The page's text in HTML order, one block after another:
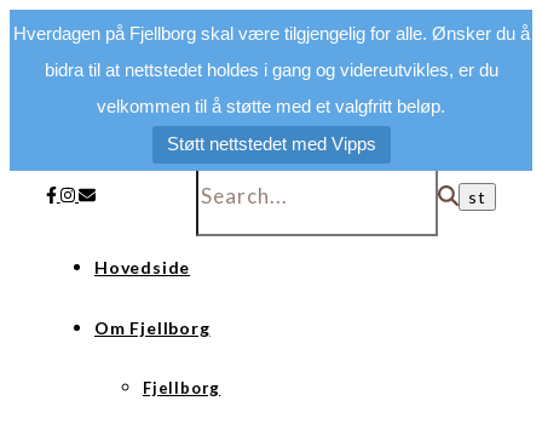
Hverdagen på Fjellborg skal være tilgjengelig for alle. Ønsker du å
bidra til at nettstedet holdes i gang og videreutvikles, er du
velkommen til å støtte med et valgfritt beløp.
Støtt nettstedet med Vipps
Hovedside
Om Fjellborg
Fjellborg